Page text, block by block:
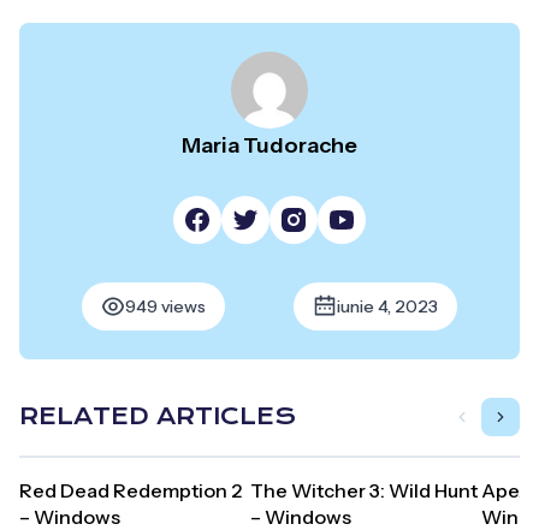
Maria Tudorache
949 views iunie 4, 2023
RELATED ARTICLES
Red Dead Redemption 2
– Windows
The Witcher 3: Wild Hunt
– Windows
Apex